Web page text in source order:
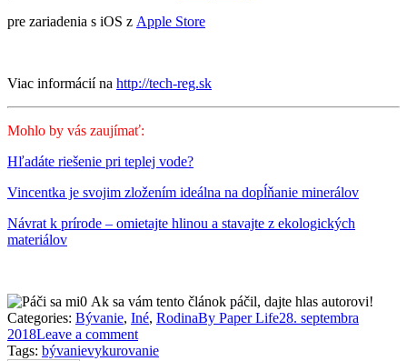
pre zariadenia s iOS z Apple Store
Viac informácií na http://tech-reg.sk
Mohlo by vás zaujímať:
Hľadáte riešenie pri teplej vode?
Vincentka je svojim zložením ideálna na dopĺňanie minerálov
Návrat k prírode – omietajte hlinou a stavajte z ekologických
materiálov
0 Ak sa vám tento článok páčil, dajte hlas autorovi!
Categories: Bývanie, Iné, RodinaBy Paper Life28. septembra
2018Leave a comment
Tags: bývanievykurovanie